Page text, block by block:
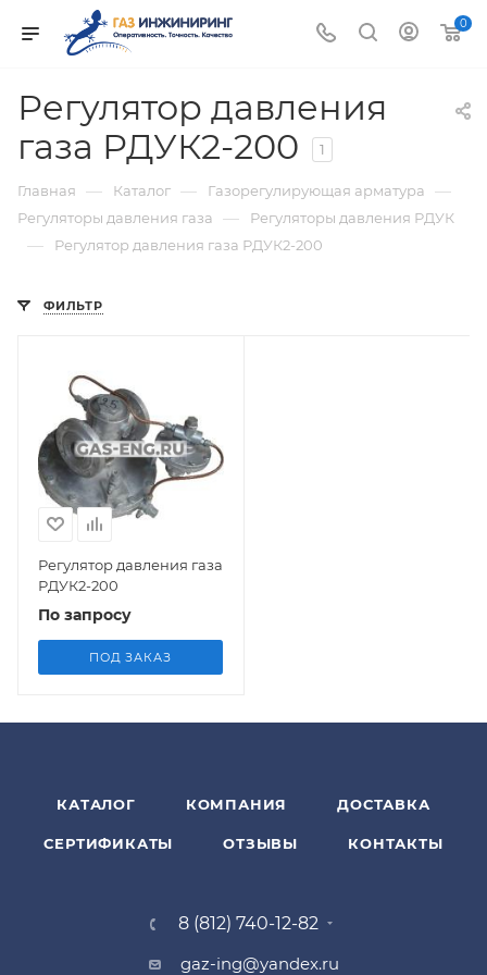
0
Регулятор давления
газа РДУК2-200
1
Главная — Каталог — Газорегулирующая арматура —
Регуляторы давления газа — Регуляторы давления РДУК
— Регулятор давления газа РДУК2-200
ФИЛЬТР
Регулятор давления газа
РДУК2-200
По запросу
ПОД ЗАКАЗ
КАТАЛОГ КОМПАНИЯ ДОСТАВКА
СЕРТИФИКАТЫ ОТЗЫВЫ КОНТАКТЫ
8 (812) 740-12-82
gaz-ing@yandex.ru